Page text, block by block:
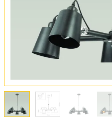
Отзывы